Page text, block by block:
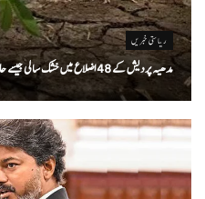
ریاستی خبریں
مدھیہ پردیش کے 48 اضلاع میں خشک سالی جیسے حالات